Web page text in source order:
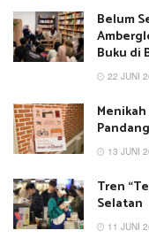
Belum
Buku di
22 JUNI
Menikah
13 JUNI
Tren
Selatan
11 JUNI